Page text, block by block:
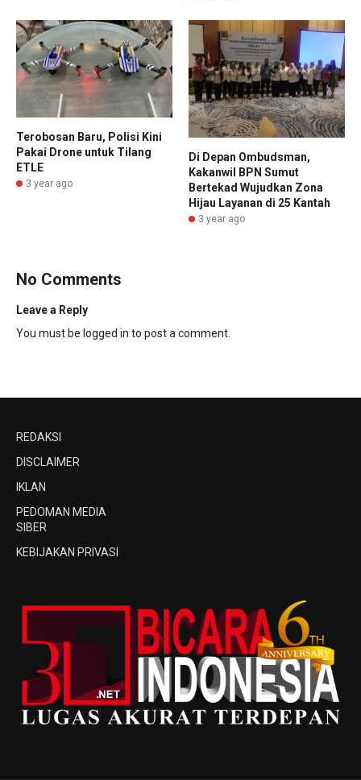
Terobosan Baru, Polisi Kini
Pakai Drone untuk Tilang
ETLE
3 year ago
Di Depan Ombudsman,
Kakanwil BPN Sumut
Bertekad Wujudkan Zona
Hijau Layanan di 25 Kantah
3 year ago
No Comments
Leave a Reply
You must be logged in to post a comment.
REDAKSI
DISCLAIMER
IKLAN
PEDOMAN MEDIA
SIBER
KEBIJAKAN PRIVASI